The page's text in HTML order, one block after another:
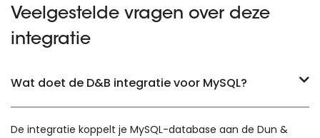
Veelgestelde vragen over deze
integratie
Wat doet de D&B integratie voor MySQL?
De integratie koppelt je MySQL-database aan de Dun &